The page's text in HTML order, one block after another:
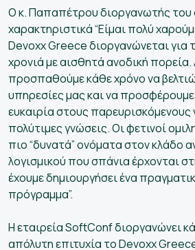
Ο κ. Παπαπέτρου διοργανωτής του
χαρακτηριστικά “Είμαι πολύ
Devoxx Greece διοργανώνεται για
χρονιά με αισθητά ανοδική
προσπαθούμε κάθε χρόνο να
υπηρεσίες μας και να προσφέρουμε
ευκαιρία στους
πολύτιμες γνώσεις. Οι φετινοί
πιο “δυνατά” ονόματα στον κλάδο
λογισμικού που σπάνια έρχονται
έχουμε δημιουργήσει ένα
πρόγραμμα”.
Η εταιρεία SoftConf διοργανώνει
απόλυτη επιτυχία το Devoxx